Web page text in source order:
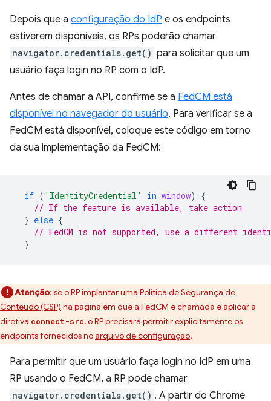
Depois que a configuração do IdP e os endpoints
estiverem disponíveis, os RPs poderão chamar
navigator.credentials.get() para solicitar que um
usuário faça login no RP com o IdP.
Antes de chamar a API, confirme se a FedCM está
disponível no navegador do usuário. Para verificar se a
FedCM está disponível, coloque este código em torno
da sua implementação da FedCM:
if ( 'IdentityCredential' in window)
{
// If the feature is available, take action
} else {
// FedCM is not supported, use a different
}
Atenção: se o RP implantar uma Política de Segurança de
Conteúdo (CSP) na página em que a FedCM é chamada e aplicar a
diretiva connect-src, o RP precisará permitir explicitamente os
endpoints fornecidos noarquivo de configuração.
Para permitir que um usuário faça login no IdP em uma
RP usando o FedCM, a RP pode chamar
navigator.credentials.get() . A partir do Chrome